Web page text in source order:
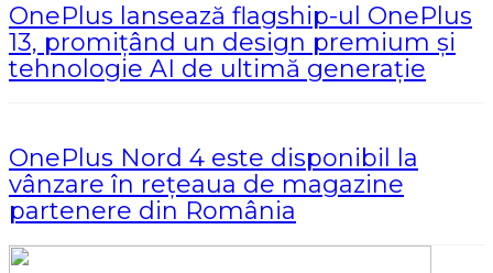
OnePlus lansează flagship-ul OnePlus
13, promițând un design premium și
tehnologie AI de ultimă generație
OnePlus Nord 4 este disponibil la
vânzare în rețeaua de magazine
partenere din România